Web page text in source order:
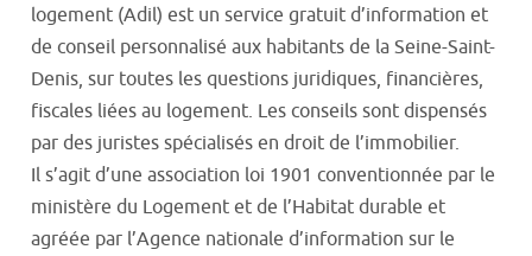
logement (Adil) est un service gratuit d’information et
de conseil personnalisé aux habitants de la Seine-Saint-
Denis, sur toutes les questions juridiques, financières,
fiscales liées au logement. Les conseils sont dispensés
par des juristes spécialisés en droit de l’immobilier.
Il s’agit d’une association loi 1901 conventionnée par le
ministère du Logement et de l’Habitat durable et
agréée par l’Agence nationale d’information sur le